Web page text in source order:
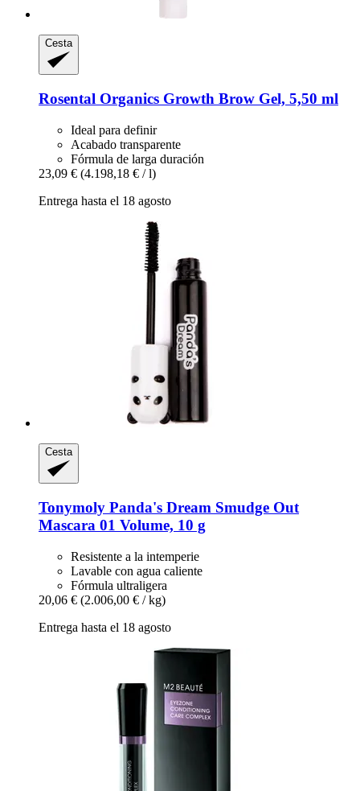
Cesta
Rosental Organics Growth Brow Gel, 5,50 ml
Ideal para definir
Acabado transparente
Fórmula de larga duración
23,09 € (4.198,18 € / l)
Entrega hasta el 18 agosto
Cesta
Tonymoly Panda's Dream Smudge Out
Mascara 01 Volume, 10 g
Resistente a la intemperie
Lavable con agua caliente
Fórmula ultraligera
20,06 € (2.006,00 € / kg)
Entrega hasta el 18 agosto